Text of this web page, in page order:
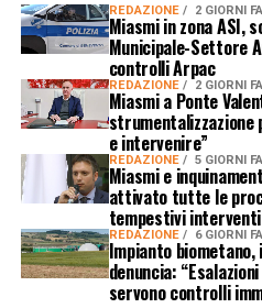
REDAZIONE 2 GIORNI FA
Miasmi in zona ASI,
Municipale-Settore
controlli Arpac
REDAZIONE 2 GIORNI FA
Miasmi a Ponte
e intervenire”
REDAZIONE 5 GIORNI FA
Miasmi e
attivato tutte le
tempestivi
REDAZIONE 6 GIORNI FA
Impianto biometano,
denuncia:
servono controlli